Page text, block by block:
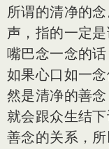
所谓的清净的
声，指的一定
嘴巴念一念的话
如果心口如一
然是清净的善
就会跟众生结
善念的关系，